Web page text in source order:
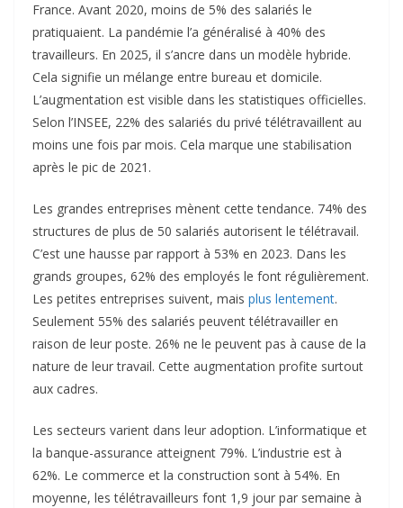
France. Avant 2020, moins de 5% des salariés le
pratiquaient. La pandémie l’a généralisé à 40% des
travailleurs. En 2025, il s’ancre dans un modèle hybride.
Cela signifie un mélange entre bureau et domicile.
L’augmentation est visible dans les statistiques officielles.
Selon l’INSEE, 22% des salariés du privé télétravaillent au
moins une fois par mois. Cela marque une stabilisation
après le pic de 2021.​
Les grandes entreprises mènent cette tendance. 74% des
structures de plus de 50 salariés autorisent le télétravail.
C’est une hausse par rapport à 53% en 2023. Dans les
grands groupes, 62% des employés le font régulièrement.
Les petites entreprises suivent, mais plus lentement.
Seulement 55% des salariés peuvent télétravailler en
raison de leur poste. 26% ne le peuvent pas à cause de la
nature de leur travail. Cette augmentation profite surtout
aux cadres.​
Les secteurs varient dans leur adoption. L’informatique et
la banque-assurance atteignent 79%. L’industrie est à
62%. Le commerce et la construction sont à 54%. En
moyenne, les télétravailleurs font 1,9 jour par semaine à